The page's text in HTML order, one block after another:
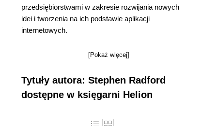
przedsiębiorstwami w zakresie rozwijania nowych
idei i tworzenia na ich podstawie aplikacji
internetowych.
[Pokaż więcej]
Tytuły autora: Stephen Radford
dostępne w księgarni Helion